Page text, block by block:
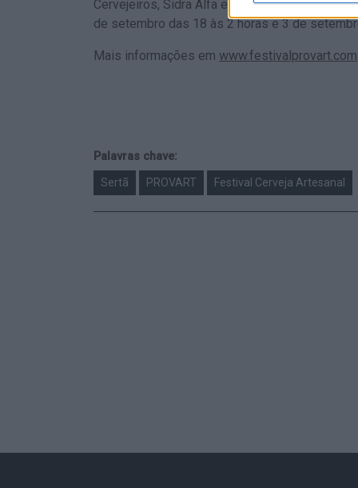
Cervejeiros, Sidra Alfa e Velhaca Craft Beer.
de setembro das 18 às 2 horas e 3 de
Mais informações em www.festivalprovart.com
Palavras chave:
Sertã PROVART Festival Cerveja Artesanal